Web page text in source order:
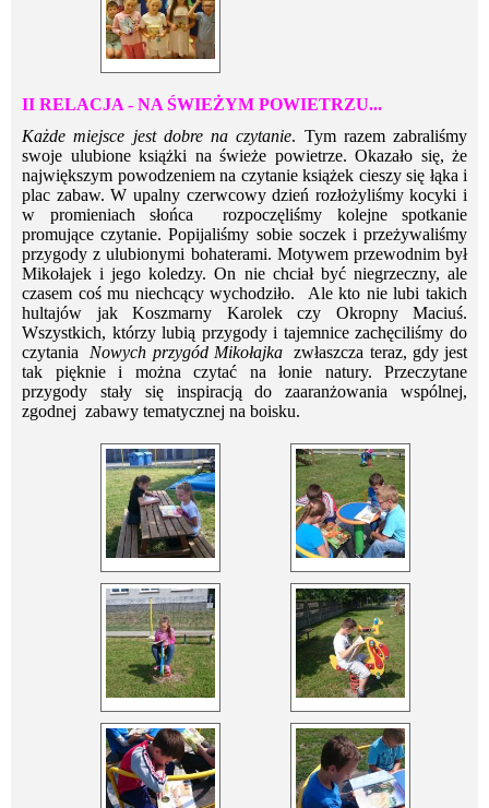
II RELACJA - NA ŚWIEŻYM POWIETRZU...
Każde miejsce jest dobre na czytanie. Tym razem zabraliśmy
swoje ulubione książki na świeże powietrze. Okazało się, że
największym powodzeniem na czytanie książek cieszy się łąka i
plac zabaw. W upalny czerwcowy dzień rozłożyliśmy kocyki i
w promieniach słońca rozpoczęliśmy kolejne spotkanie
promujące czytanie. Popijaliśmy sobie soczek i przeżywaliśmy
przygody z ulubionymi bohaterami. Motywem przewodnim był
Mikołajek i jego koledzy. On nie chciał być niegrzeczny, ale
czasem coś mu niechcący wychodziło. Ale kto nie lubi takich
hultajów jak Koszmarny Karolek czy Okropny Maciuś.
Wszystkich, którzy lubią przygody i tajemnice zachęciliśmy do
czytania Nowych przygód Mikołajkazwłaszcza teraz, gdy jest
tak pięknie i można czytać na łonie natury. Przeczytane
przygody stały się inspiracją do zaaranżowania wspólnej,
zgodnej zabawy tematycznej na boisku.